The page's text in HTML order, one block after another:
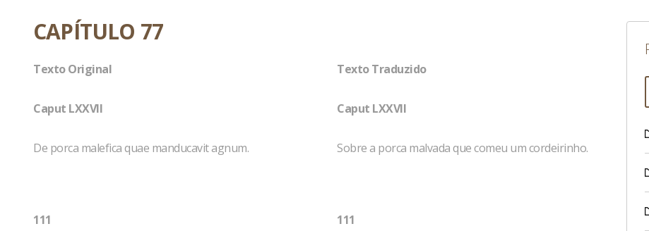
CAPÍTULO 77
Texto Original
Caput LXXVII
De porca malefica quae manducavit agnum.
111
Texto Traduzido
Caput LXXVII
Sobre a porca malvada que comeu um cordeirinho.
111